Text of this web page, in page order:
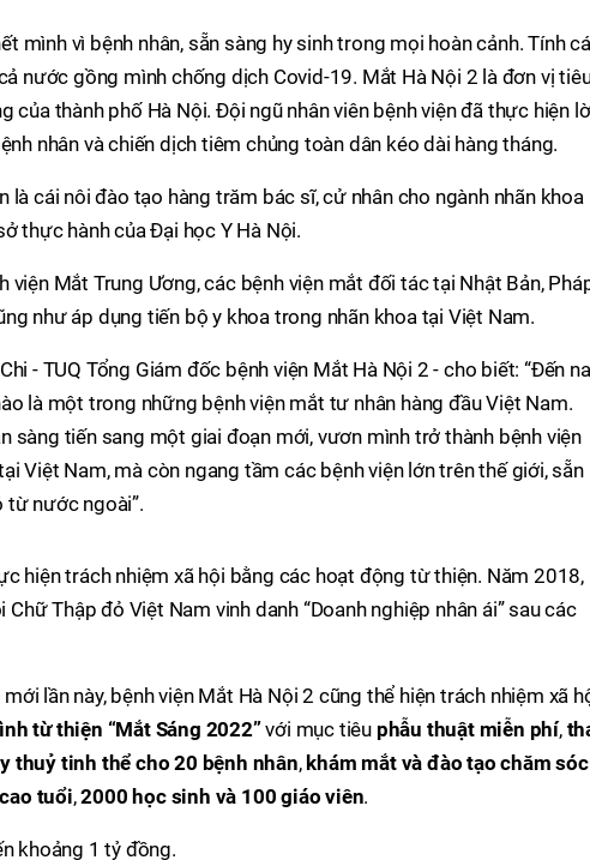
mình vì bệnh nhân, sẵn sàng hy sinh trong mọi hoàn cảnh. Tính
nước gồng mình chống dịch Covid-19. Mắt Hà Nội 2 là đơn vị
của thành phố Hà Nội. Đội ngũ nhân viên bệnh viện đã thực hiện
nhân và chiến dịch tiêm chủng toàn dân kéo dài hàng tháng.
là cái nôi đào tạo hàng trăm bác sĩ, cử nhân cho ngành nhãn khoa
thực hành của Đại học Y Hà Nội.
viện Mắt Trung Ương, các bệnh viện mắt đối tác tại Nhật Bản,
như áp dụng tiến bộ y khoa trong nhãn khoa tại Việt Nam.
- TUQ Tổng Giám đốc bệnh viện Mắt Hà Nội 2 - cho biết: “Đến
là một trong những bệnh viện mắt tư nhân hàng đầu Việt Nam.
sàng tiến sang một giai đoạn mới, vươn mình trở thành bệnh viện
Việt Nam, mà còn ngang tầm các bệnh viện lớn trên thế giới, sẵn
từ nước ngoài”.
hiện trách nhiệm xã hội bằng các hoạt động từ thiện. Năm 2018,
Thập đỏ Việt Nam vinh danh “Doanh nghiệp nhân ái” sau các
lần này, bệnh viện Mắt Hà Nội 2 cũng thể hiện trách nhiệm xã
từ thiện “Mắt Sáng 2022”với mục tiêu phẫu thuật miễn phí,
thuỷ tinh thể cho 20 bệnh nhân, khám mắt và đào tạo chăm sóc
tuổi,2000 học sinh và 100 giáo viên.
khoảng 1 tỷ đồng.